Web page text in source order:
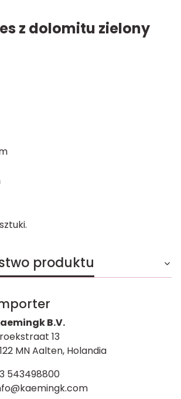
z dolomitu zielony
produktu
B.V.
13
MN Aalten, Holandia
543498800